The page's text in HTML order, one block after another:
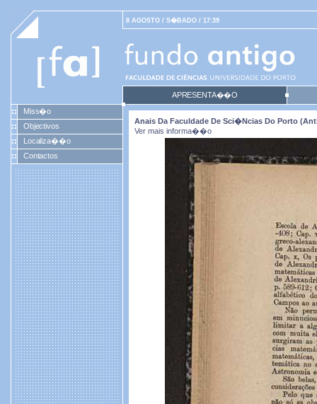
8 AGOSTO / S�BADO / 17:39
APRESENTA��O
Miss�o
Objectivos
Localiza��o
Contactos
Anais Da Faculdade De Sci�ncias Do Porto
Ver mais informa��o